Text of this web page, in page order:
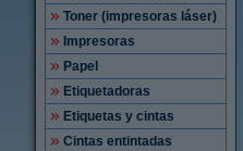
Toner (impresoras láser)
Impresoras
Papel
Etiquetadoras
Etiquetas y cintas
Cintas entintadas